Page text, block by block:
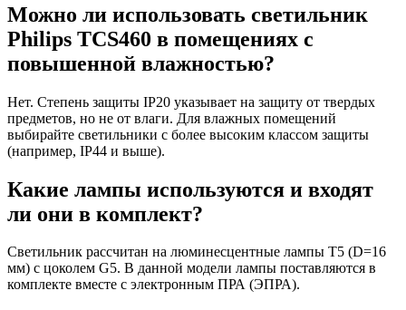
Можно ли использовать светильник
Philips TCS460 в помещениях с
повышенной влажностью?
Нет. Степень защиты IP20 указывает на защиту от твердых
предметов, но не от влаги. Для влажных помещений
выбирайте светильники с более высоким классом защиты
(например, IP44 и выше).
Какие лампы используются и входят
ли они в комплект?
Светильник рассчитан на люминесцентные лампы T5 (D=16
мм) с цоколем G5. В данной модели лампы поставляются в
комплекте вместе с электронным ПРА (ЭПРА).